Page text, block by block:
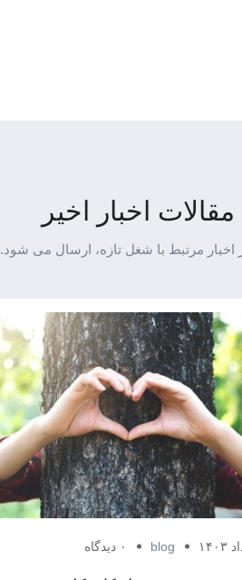
مقالات اخبار اخیر
اخبار مرتبط با شغل تازه، ارسال می شود.
blog ۰ دیدگاه